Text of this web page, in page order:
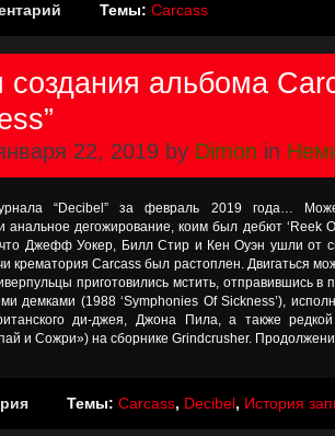
Темы: Carcass
создания альбома
22, 2019 by Dimon in
“Decibel” за февраль 2019 года…
анальное дегожирование, коим был дебют ‘Reek
Джефф Уокер, Билл Стир и Кен Оуэн ушли от
крематория Carcass был растоплен. Двигаться
приготовились мстить, отправившись в
демками (1988 ‘Symphonies Of Sickness’),
ди-джея, Джона Пила, а также
и Сожри») на сборнике Grindcrusher.
Темы: Carcass, Decibel, История